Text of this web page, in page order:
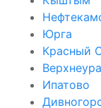
Юрга
Красный
Ипатово